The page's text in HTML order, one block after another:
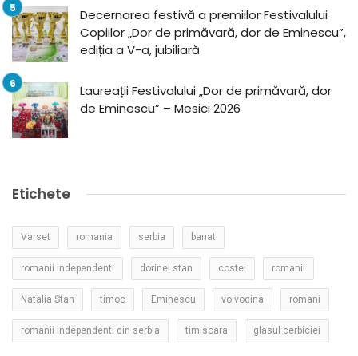
Decernarea festivă a premiilor Festivalului
Copiilor „Dor de primăvară, dor de Eminescu”,
ediția a V-a, jubiliară
Laureații Festivalului „Dor de primăvară, dor
de Eminescu” – Mesici 2026
Etichete
Varset romania serbia banat
romanii independenti dorinel stan costei romanii
Natalia Stan timoc Eminescu voivodina romani
romanii independenti din serbia timisoara glasul cerbiciei